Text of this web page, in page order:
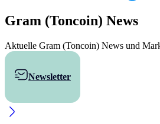
Gram (Toncoin) News
Aktuelle Gram (Toncoin) News und
Newsletter